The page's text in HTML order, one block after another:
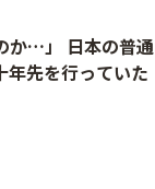
か…」 日本の普通
年先を行っていた